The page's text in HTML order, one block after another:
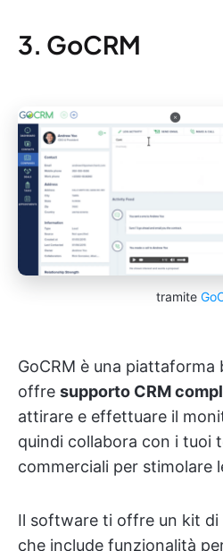
3. GoCRM
tramite
GoCRM è una piattaforma
offre supporto CRM
attirare e effettuare il
quindi collabora con i tuoi
commerciali per stimolare
Il software ti offre un kit
che include funzionalità